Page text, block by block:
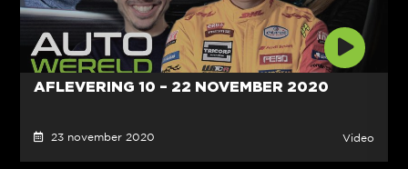
AFLEVERING 10 – 22 NOVEMBER 2020
23 november 2020 Video